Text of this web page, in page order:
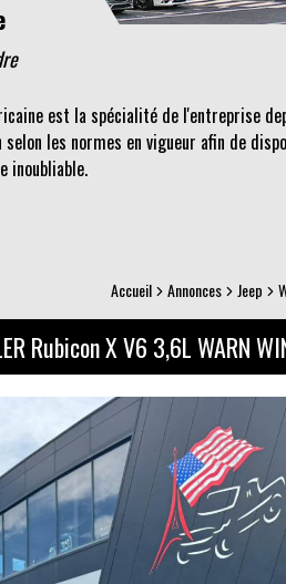
est la spécialité de l'entreprise
les normes en vigueur afin de
inoubliable.
Accueil Annonces Jeep
Rubicon X V6 3,6L WARN